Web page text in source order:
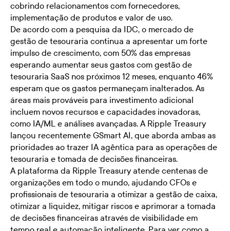
cobrindo relacionamentos com fornecedores,
implementação de produtos e valor de uso.
De acordo com a pesquisa da IDC, o mercado de
gestão de tesouraria continua a apresentar um forte
impulso de crescimento, com 50% das empresas
esperando aumentar seus gastos com gestão de
tesouraria SaaS nos próximos 12 meses, enquanto 46%
esperam que os gastos permaneçam inalterados. As
áreas mais prováveis para investimento adicional
incluem novos recursos e capacidades inovadoras,
como IA/ML e análises avançadas. A Ripple Treasury
lançou recentemente GSmart AI, que aborda ambas as
prioridades ao trazer IA agêntica para as operações de
tesouraria e tomada de decisões financeiras.
A plataforma da Ripple Treasury atende centenas de
organizações em todo o mundo, ajudando CFOs e
profissionais de tesouraria a otimizar a gestão de caixa,
otimizar a liquidez, mitigar riscos e aprimorar a tomada
de decisões financeiras através de visibilidade em